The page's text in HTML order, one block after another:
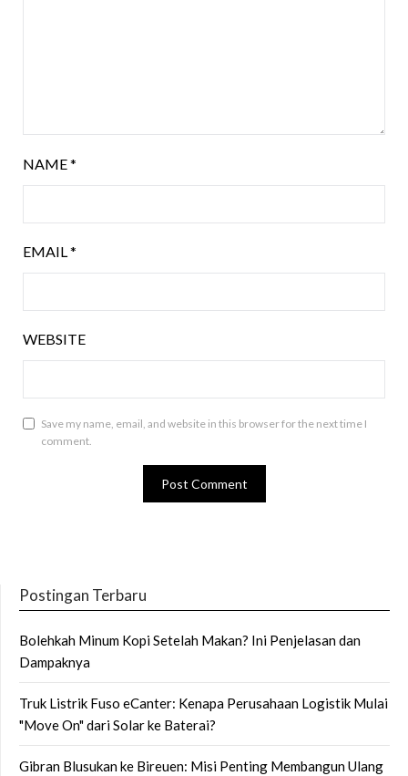
NAME*
EMAIL*
WEBSITE
Save my name, email, and website in this browser for the next time I
comment.
Postingan Terbaru
Bolehkah Minum Kopi Setelah Makan? Ini Penjelasan dan
Dampaknya
Truk Listrik Fuso eCanter: Kenapa Perusahaan Logistik Mulai
"Move On" dari Solar ke Baterai?
Gibran Blusukan ke Bireuen: Misi Penting Membangun Ulang